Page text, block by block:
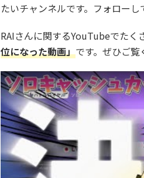
たいチャンネルです。フォローし
RAIさんに関するYouTubeでたく
位になった動画」です。ぜひご覧
この動画を YouTube で視聴